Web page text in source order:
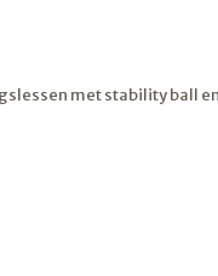
met stability ball